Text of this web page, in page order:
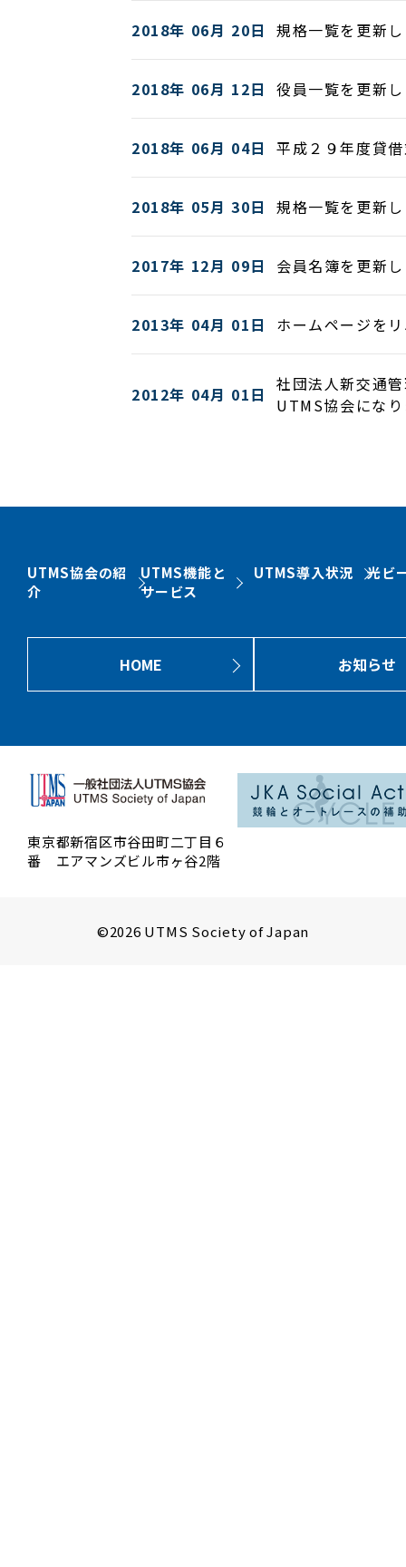
2018年 06月 20日 規格一覧を更新
2018年 06月 12日 役員一覧を更新
2018年 06月 04日 平成２９年度貸
2018年 05月 30日 規格一覧を更新
2017年 12月 09日 会員名簿を更新
2013年 04月 01日 ホームページを
2012年 04月 01日
社団法人新交通
UTMS協会にな
UTMS協会の紹
介
UTMS機能と
サービス
UTMS導入状況 光ビ
HOME お知らせ
東京都新宿区市谷田町二丁目６
番 エアマンズビル市ヶ谷2階
©2026 UTMS Society of Japan